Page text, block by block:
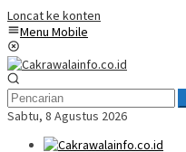
Loncat ke konten
Menu Mobile
Sabtu, 8 Agustus 2026